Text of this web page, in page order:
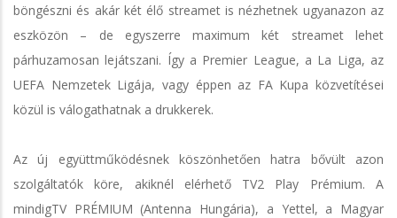
böngészni és akár két élő streamet is nézhetnek ugyanazon az
eszközön – de egyszerre maximum két streamet lehet
párhuzamosan lejátszani. Így a Premier League, a La Liga, az
UEFA Nemzetek Ligája, vagy éppen az FA Kupa közvetítései
közül is válogathatnak a drukkerek.
Az új együttműködésnek köszönhetően hatra bővült azon
szolgáltatók köre, akiknél elérhető TV2 Play Prémium. A
mindigTV PRÉMIUM (Antenna Hungária), a Yettel, a Magyar